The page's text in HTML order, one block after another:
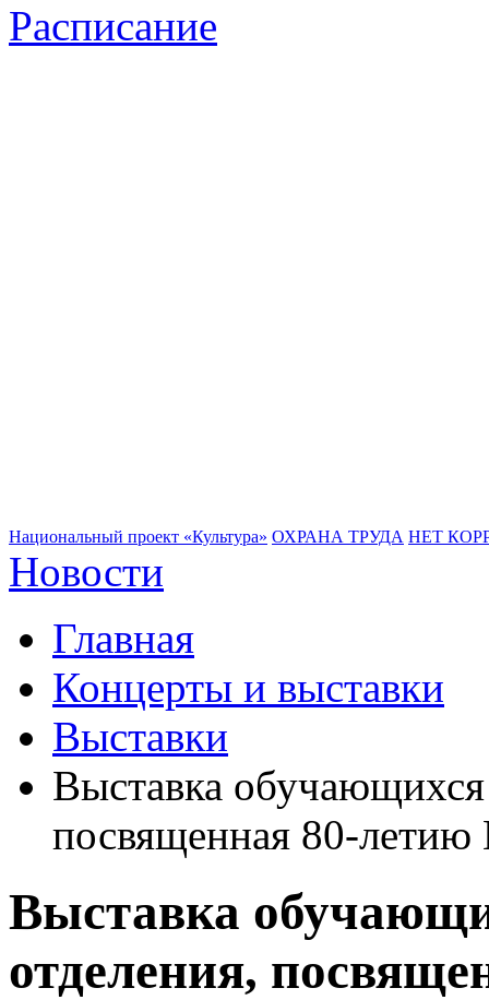
Расписание
Национальный проект «Культура» ОХРАНА ТРУДА НЕТ
Новости
Главная
Концерты и выставки
Выставки
Выставка
посвященная 80-
Выставка
отделения,